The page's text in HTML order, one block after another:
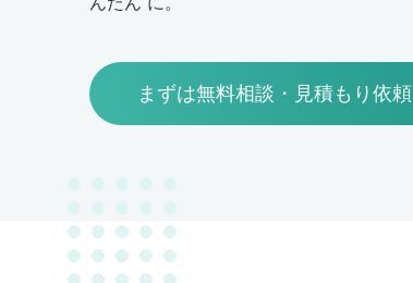
まずは無料相談・見積もり依頼